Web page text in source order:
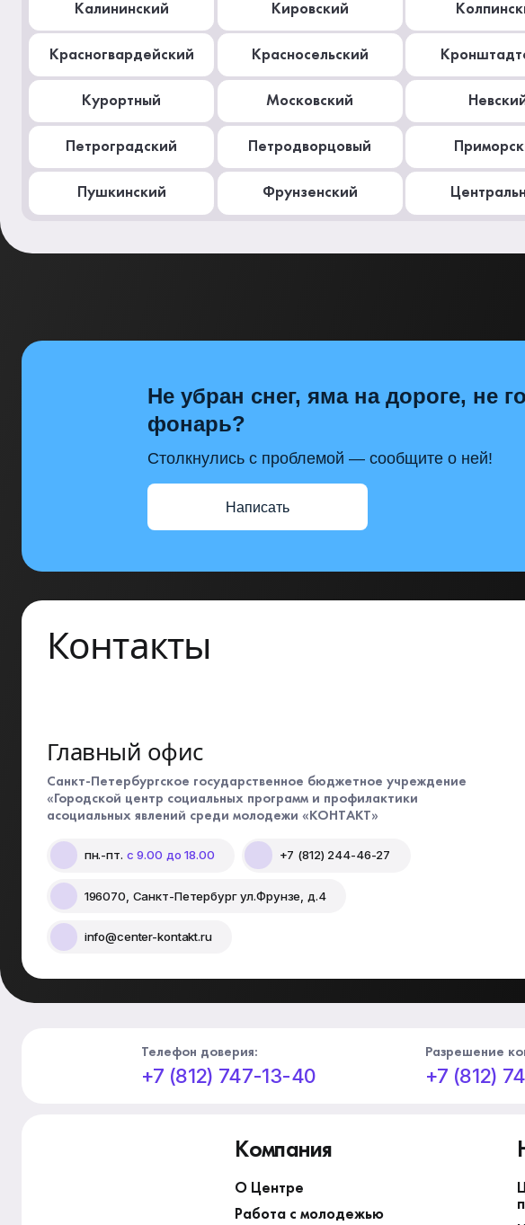
Калининский Кировский
Красногвардейский Красносельский
Курортный Московский
Петроградский Петродворцовый
Пушкинский Фрунзенский
Не убран снег, яма на дороге, не
фонарь?
Столкнулись с проблемой — сообщите о ней!
Написать
Контакты
Главный офис
Санкт-Петербургское государственное бюджетное учреждение
«Городской центр социальных программ и профилактики
асоциальных явлений среди молодежи «КОНТАКТ»
пн.-пт. с 9.00 до 18.00 +7 (812) 244-46-27
196070, Санкт-Петербург ул.Фрунзе, д.4
info@center-kontakt.ru
Телефон доверия:
+7 (812) 747-13-40
Разрешение
+7 (812)
Компания
О Центре
Работа с молодежью